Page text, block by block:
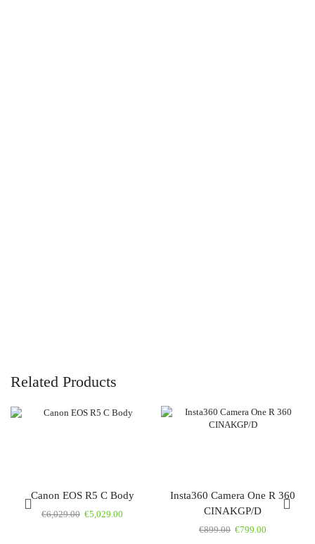
Related Products
Canon EOS R5 C Body
€6,029.00 €5,029.00
Insta360 Camera One R 360
CINAKGP/D
€899.00 €799.00